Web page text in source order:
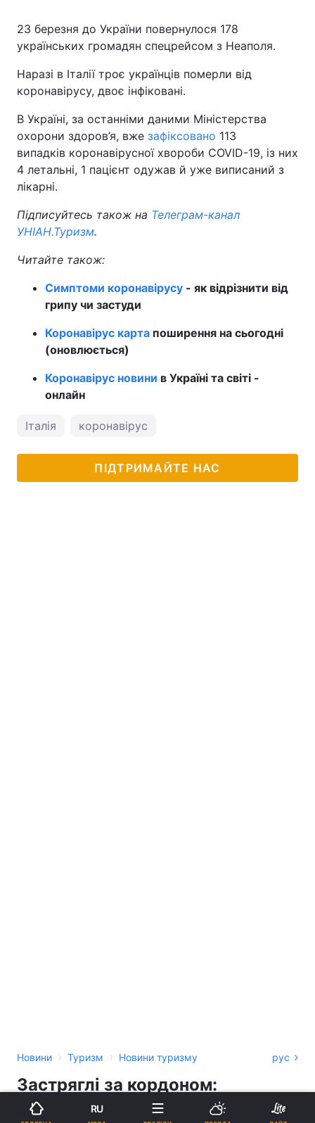
23 березня до України повернулося 178
українських громадян спецрейсом з Неаполя.
Наразі в Італії троє українців померли від
коронавірусу, двоє інфіковані.
В Україні, за останніми даними Міністерства
охорони здоров’я, вже зафіксовано 113
випадків коронавірусної хвороби COVID-19, із них
4 летальні, 1 пацієнт одужав й уже виписаний з
лікарні.
Підписуйтесь також на Телеграм-канал
УНІАН.Туризм.
Читайте також:
Симптоми коронавірусу - як відрізнити від
грипу чи застуди
Коронавірус карта поширення на сьогодні
(оновлюється)
Коронавірус новини в Україні та світі -
онлайн
Італія коронавірус
ПІДТРИМАЙТЕ НАС
Новини › Туризм › Новини туризму рус
Застряглі за кордоном:
повернення до України очікують
RU